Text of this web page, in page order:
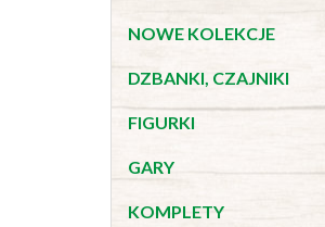
NOWE KOLEKCJE
DZBANKI, CZAJNIKI
FIGURKI
GARY
KOMPLETY